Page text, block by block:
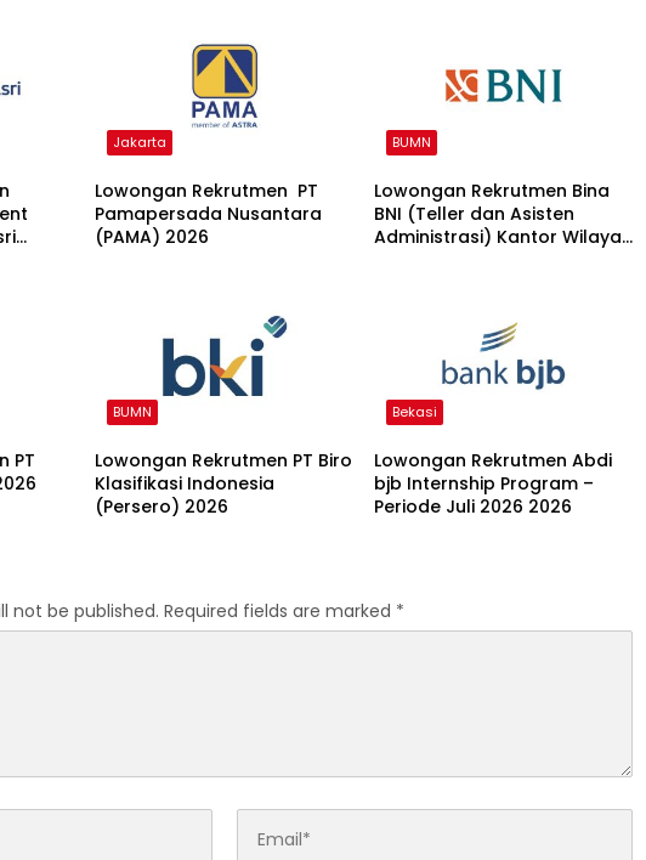
Jakarta
Lowongan Rekrutmen PT
Pamapersada Nusantara
(PAMA) 2026
BUMN
Lowongan Rekrutmen Bina
BNI (Teller dan Asisten
Administrasi) Kantor Wilayah
PT
BUMN
Lowongan Rekrutmen PT Biro
Klasifikasi Indonesia
(Persero) 2026
Bekasi
Lowongan Rekrutmen Abdi
bjb Internship Program –
Periode Juli 2026 2026
not be published. Required fields are marked *